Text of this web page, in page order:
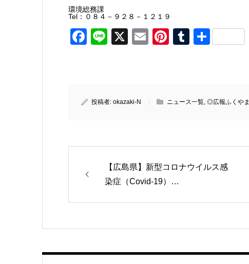
環境総務課
Tel：０８４－９２８－１２１９
Facebook
Line
X EmailPinterest
Tumblr
共
投稿者: okazaki-N ニュース一覧, ◎広報ふくやま
【広島県】新型コロナウイルス感
染症（Covid-19）…